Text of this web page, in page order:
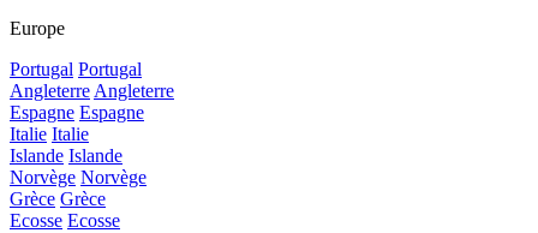
Europe
Portugal Portugal
AngleterreAngleterre
Espagne Espagne
Italie Italie
Islande Islande
Norvège Norvège
Grèce Grèce
Ecosse Ecosse